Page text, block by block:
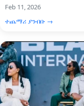
Feb 11, 2026
ተጨማሪ ያንብቡ →